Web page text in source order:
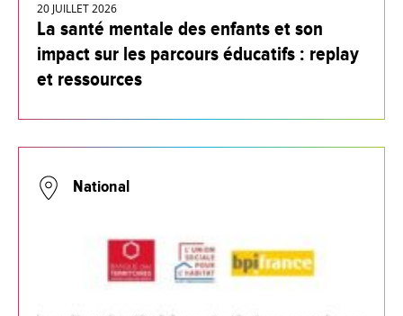
20 JUILLET 2026
La santé mentale des enfants et son
impact sur les parcours éducatifs : replay
et ressources
National